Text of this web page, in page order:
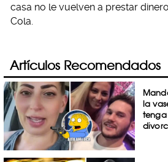
casa no le vuelven a prestar
Cola.
Artículos Recomendados
la
tenga